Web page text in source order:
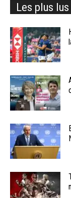
Les plus lus